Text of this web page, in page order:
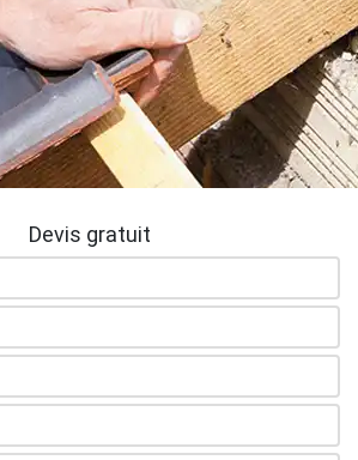
Devis gratuit